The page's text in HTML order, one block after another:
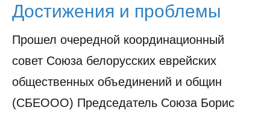
Достижения и проблемы
Прошел очередной координационный
совет Союза белорусских еврейских
общественных объединений и общин
(СБЕООО) Председатель Союза Борис